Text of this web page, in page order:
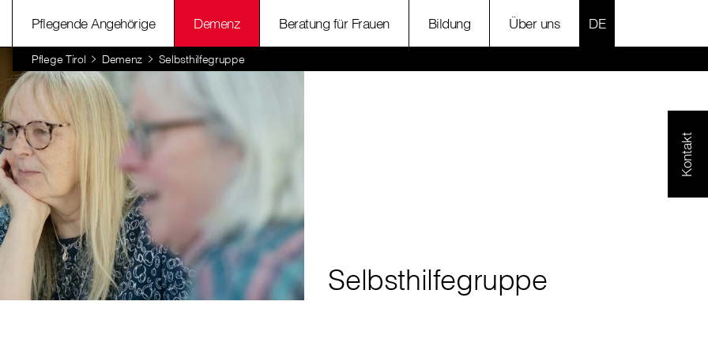
Pflegende Angehörige Demenz Beratung für Frauen Bildung Über uns SPRACHE
Pflege Tirol Demenz Selbsthilfegruppe
Kontakt
Selbsthilfegruppe